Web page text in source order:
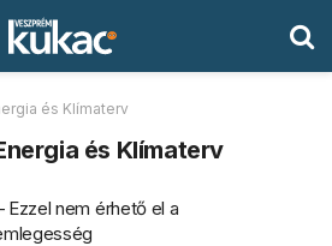
és Klímaterv
és Klímaterv
Ezzel nem érhető el a